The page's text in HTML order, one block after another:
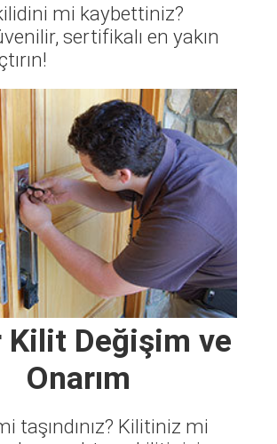
mi kaybettiniz?
sertifikalı en yakın
Kilit Değişim ve
Onarım
taşındınız? Kilitiniz mi